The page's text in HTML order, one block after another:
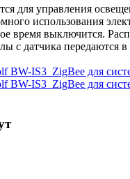
для управления
использования
время выключится.
с датчика